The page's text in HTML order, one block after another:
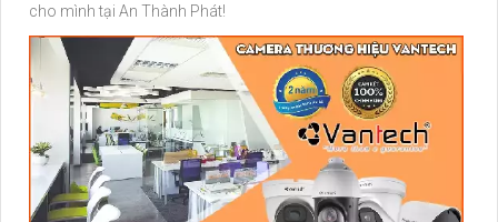
cho mình tại An Thành Phát!